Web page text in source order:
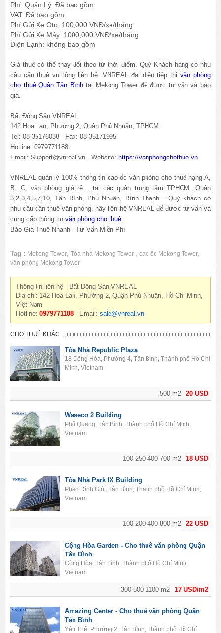
Phí Quản Lý: Đã bao gồm
VAT: Đã bao gồm
Phí Gửi Xe Oto: 100,000 VNĐ/xe/tháng
Phí Gửi Xe Máy: 1000,000 VNĐ/xe/tháng
Điện Lạnh: không bao gồm
Giá thuê có thể thay đổi theo từ thời điểm, Quý Khách hàng có nhu
cầu cần thuê vui lòng liên hệ: VNREAL đại diện tiếp thị văn phòng
cho thuê Quận Tân Bìnhtại Mekong Tower để được tư vấn và báo
giá.
Bất Động Sản VNREAL
142 Hoa Lan, Phường 2, Quận Phú Nhuận, TPHCM
Tel: 08 35176038 - Fax: 08 35171995
Hotline: 0979771188
Email: Support@vnreal.vn - Website:https://vanphongchothue.vn
VNREAL quản lý 100% thông tin cao ốc văn phòng cho thuê hạng A,
B, C, văn phòng giá rẻ... tại các quận trung tâm TPHCM. Quận
3,2,3,4,5,7,10, Tân Bình, Phú Nhuận, Bình Thạnh... Quý khách có
nhu cầu cần thuê văn phòng, hãy liên hệ VNREAL để được tư vấn và
cung cấp thông tinvăn phòng cho thuê
Báo Giá Thuê Nhanh - Tư Vấn Miễn Phí
Tag : Mekong Tower ,Tòa nhà Mekong Tower ,cao ốc Mekong Tower
văn phòng Mekong Tower
Thông tin liên hệ - Bất Động Sản VNREAL
Địa chỉ: 142 Hoa Lan, Phường 2, Quận Phú Nhuận, Hồ Chí Minh,
Việt Nam
Hotline:0979771188 - Email:sale@vnreal.vn
CHO THUÊ KHÁC
20 USD
500 m2
Tòa Nhà Republic Plaza
18 Cộng Hòa, Phường 4, Tân Bình, Thành phố Hồ Chí
Minh, Vietnam
18 USD
100-250-400-700 m2
Waseco 2 Building
Phổ Quang, Tân Bình, Thành phố Hồ Chí Minh,
Vietnam
22 USD
100-200-400-800 m2
Tòa Nhà Park IX Building
Phan Đình Giót, Tân Bình, Thành phố Hồ Chí Minh,
Vietnam
17 USD/m2
300-500-1100 m2
Cộng Hòa Garden - Cho thuê văn phòng Quận
Tân Bình
Cộng Hòa, Tân Bình, Thành phố Hồ Chí Minh,
Vietnam
Amazing Center - Cho thuê văn phòng Quận
Tân Bình
Yên Thế, Phường 2, Tân Bình, Thành phố Hồ Chí